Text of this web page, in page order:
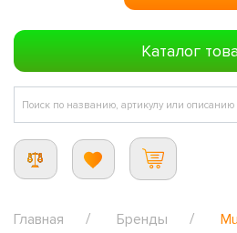
Каталог
Главная Бренды